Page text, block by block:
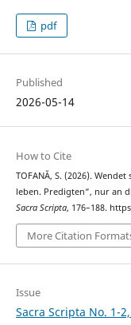
pdf
Published
2026-05-14
How to Cite
TOFANĂ, S. (2026).
leben. Predigten“, nur an
Sacra Scripta, 176–188.
More Citation
Issue
Sacra Scripta No. 1-